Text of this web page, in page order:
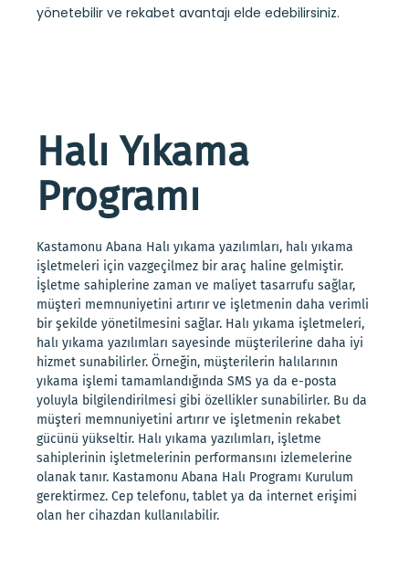
yönetebilir ve rekabet avantajı elde edebilirsiniz.
Halı Yıkama
Programı
Kastamonu Abana Halı yıkama yazılımları, halı yıkama
işletmeleri için vazgeçilmez bir araç haline gelmiştir.
İşletme sahiplerine zaman ve maliyet tasarrufu sağlar,
müşteri memnuniyetini artırır ve işletmenin daha verimli
bir şekilde yönetilmesini sağlar. Halı yıkama işletmeleri,
halı yıkama yazılımları sayesinde müşterilerine daha iyi
hizmet sunabilirler. Örneğin, müşterilerin halılarının
yıkama işlemi tamamlandığında SMS ya da e-posta
yoluyla bilgilendirilmesi gibi özellikler sunabilirler. Bu da
müşteri memnuniyetini artırır ve işletmenin rekabet
gücünü yükseltir. Halı yıkama yazılımları, işletme
sahiplerinin işletmelerinin performansını izlemelerine
olanak tanır. Kastamonu Abana Halı Programı Kurulum
gerektirmez. Cep telefonu, tablet ya da internet erişimi
olan her cihazdan kullanılabilir.